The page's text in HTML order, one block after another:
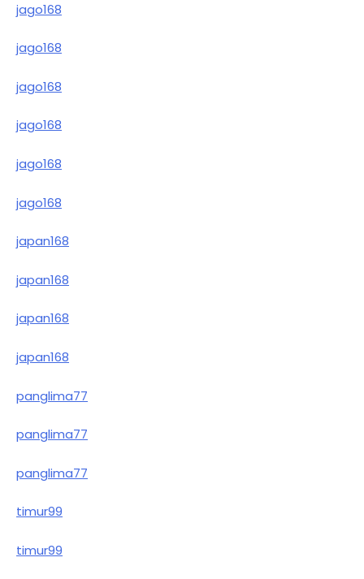
jago168
jago168
jago168
jago168
jago168
jago168
japan168
japan168
japan168
japan168
panglima77
panglima77
panglima77
timur99
timur99